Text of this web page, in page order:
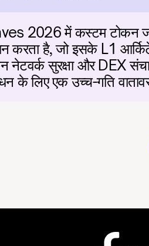
2026 में कस्टम टोकन
करता है, जो इसके L1
नेटवर्क सुरक्षा और DEX
के लिए एक उच्च-गति